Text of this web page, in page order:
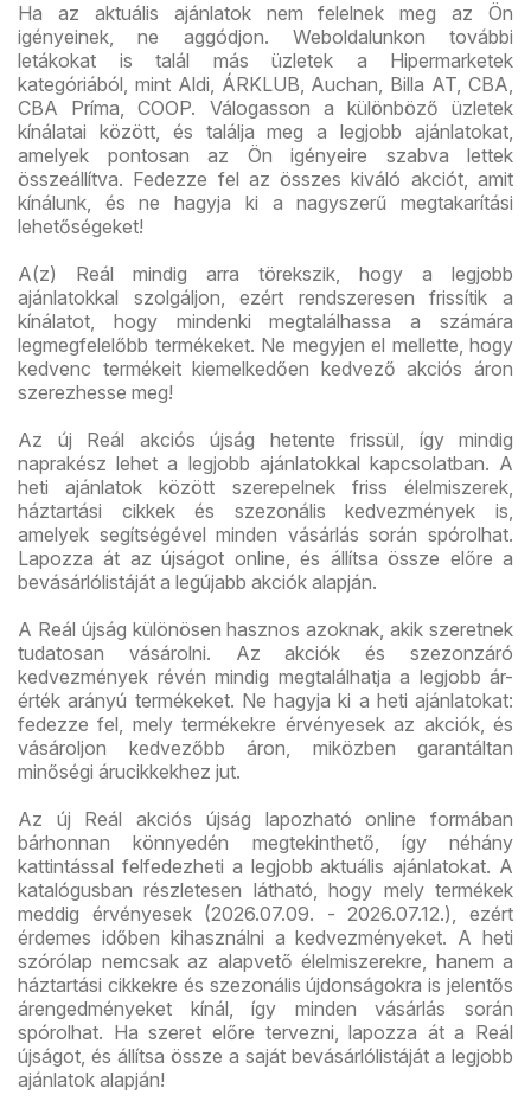
Ha az aktuális ajánlatok nem felelnek meg az Ön
igényeinek, ne aggódjon. Weboldalunkon további
letákokat is talál más üzletek a Hipermarketek
kategóriából, mint Aldi, ÁRKLUB, Auchan, Billa AT, CBA,
CBA Príma, COOP. Válogasson a különböző üzletek
kínálatai között, és találja meg a legjobb ajánlatokat,
amelyek pontosan az Ön igényeire szabva lettek
összeállítva. Fedezze fel az összes kiváló akciót, amit
kínálunk, és ne hagyja ki a nagyszerű megtakarítási
lehetőségeket!
A(z) Reál mindig arra törekszik, hogy a legjobb
ajánlatokkal szolgáljon, ezért rendszeresen frissítik a
kínálatot, hogy mindenki megtalálhassa a számára
legmegfelelőbb termékeket. Ne megyjen el mellette, hogy
kedvenc termékeit kiemelkedően kedvező akciós áron
szerezhesse meg!
Az új Reál akciós újság hetente frissül, így mindig
naprakész lehet a legjobb ajánlatokkal kapcsolatban. A
heti ajánlatok között szerepelnek friss élelmiszerek,
háztartási cikkek és szezonális kedvezmények is,
amelyek segítségével minden vásárlás során spórolhat.
Lapozza át az újságot online, és állítsa össze előre a
bevásárlólistáját a legújabb akciók alapján.
A Reál újság különösen hasznos azoknak, akik szeretnek
tudatosan vásárolni. Az akciók és szezonzáró
kedvezmények révén mindig megtalálhatja a legjobb ár-
érték arányú termékeket. Ne hagyja ki a heti ajánlatokat:
fedezze fel, mely termékekre érvényesek az akciók, és
vásároljon kedvezőbb áron, miközben garantáltan
minőségi árucikkekhez jut.
Az új Reál akciós újság lapozható online formában
bárhonnan könnyedén megtekinthető, így néhány
kattintással felfedezheti a legjobb aktuális ajánlatokat. A
katalógusban részletesen látható, hogy mely termékek
meddig érvényesek (2026.07.09. - 2026.07.12.), ezért
érdemes időben kihasználni a kedvezményeket. A heti
szórólap nemcsak az alapvető élelmiszerekre, hanem a
háztartási cikkekre és szezonális újdonságokra is jelentős
árengedményeket kínál, így minden vásárlás során
spórolhat. Ha szeret előre tervezni, lapozza át a Reál
újságot, és állítsa össze a saját bevásárlólistáját a legjobb
ajánlatok alapján!